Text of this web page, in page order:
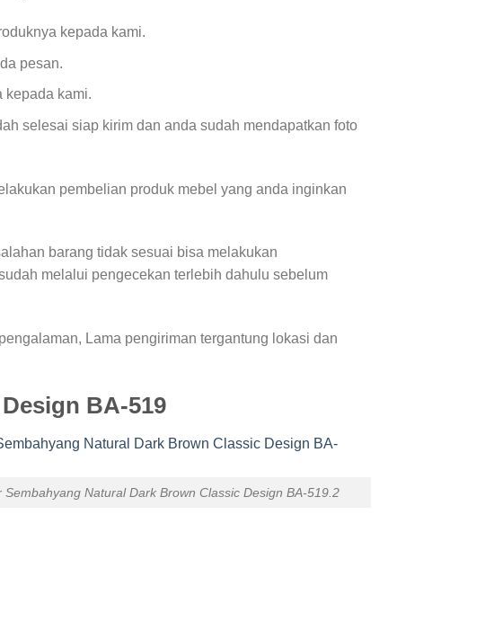
kepada kami.
pesan.
kepada kami.
selesai siap kirim dan anda sudah mendapatkan foto
pembelian produk mebel yang anda inginkan
barang tidak sesuai bisa melakukan
melalui pengecekan terlebih dahulu sebelum
Lama pengiriman tergantung lokasi dan
BA-519
Sembahyang Natural Dark Brown Classic Design BA-519.2